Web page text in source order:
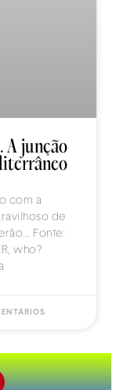
A junção
com a
de
Fonte:
who?